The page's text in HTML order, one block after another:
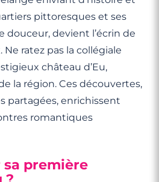
pittoresques et ses
douceur, devient l’écrin de
ratez pas la collégiale
château d’Eu,
la région. Ces découvertes,
partagées, enrichissent
romantiques
première